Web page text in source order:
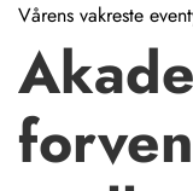
Vårens vakreste